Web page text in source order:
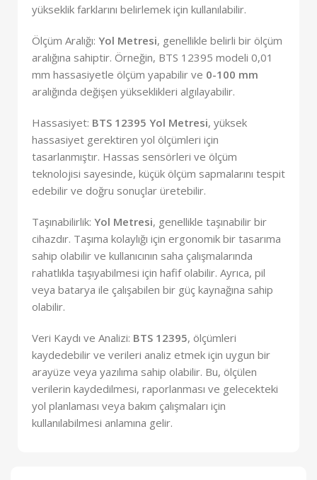
yükseklik farklarını belirlemek için kullanılabilir.
Ölçüm Aralığı: Yol Metresi, genellikle belirli bir ölçüm
aralığına sahiptir. Örneğin, BTS 12395 modeli 0,01
mm hassasiyetle ölçüm yapabilir ve 0-100 mm
aralığında değişen yükseklikleri algılayabilir.
Hassasiyet: BTS 12395 Yol Metresi, yüksek
hassasiyet gerektiren yol ölçümleri için
tasarlanmıştır. Hassas sensörleri ve ölçüm
teknolojisi sayesinde, küçük ölçüm sapmalarını tespit
edebilir ve doğru sonuçlar üretebilir.
Taşınabilirlik: Yol Metresi, genellikle taşınabilir bir
cihazdır. Taşıma kolaylığı için ergonomik bir tasarıma
sahip olabilir ve kullanıcının saha çalışmalarında
rahatlıkla taşıyabilmesi için hafif olabilir. Ayrıca, pil
veya batarya ile çalışabilen bir güç kaynağına sahip
olabilir.
Veri Kaydı ve Analizi: BTS 12395, ölçümleri
kaydedebilir ve verileri analiz etmek için uygun bir
arayüze veya yazılıma sahip olabilir. Bu, ölçülen
verilerin kaydedilmesi, raporlanması ve gelecekteki
yol planlaması veya bakım çalışmaları için
kullanılabilmesi anlamına gelir.